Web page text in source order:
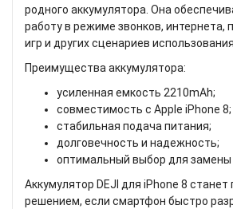
родного аккумулятора. Она
работу в режиме звонков, интернета,
игр и других сценариев использования.
Преимущества аккумулятора:
усиленная емкость 2210mAh;
совместимость с Apple iPhone 8;
стабильная подача питания;
долговечность и надежность;
оптимальный выбор для замены
Аккумулятор DEJI для iPhone 8
решением, если смартфон быстро